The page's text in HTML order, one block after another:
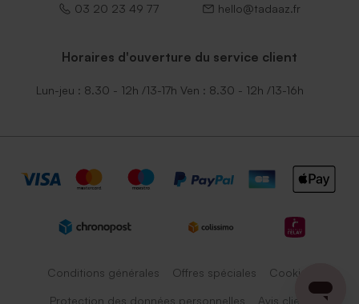
03 20 23 49 77 hello@tadaaz.fr
Horaires d'ouverture du service client
Lun-jeu : 8.30 - 12h /13-17h Ven : 8.30 - 12h /13-16h
Conditions générales Offres spéciales Cookies
Protection des données personnelles Avis client